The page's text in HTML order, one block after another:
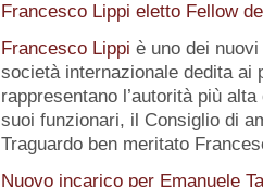
Francesco Lippi eletto Fellow
Francesco Lippi è uno dei nuovi
società internazionale dedita ai
rappresentano l’autorità più
suoi funzionari, il Consiglio di
Traguardo ben meritato
Nuovo incarico per Emanuele